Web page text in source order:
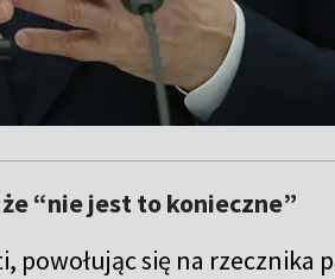
“nie jest to konieczne”
powołując się na rzecznika